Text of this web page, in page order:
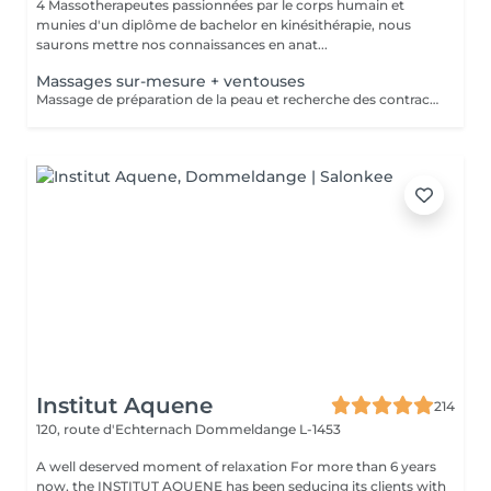
4 Massotherapeutes passionnées par le corps humain et
munies d'un diplôme de bachelor en kinésithérapie, nous
saurons mettre nos connaissances en anat...
Massages sur-mesure + ventouses
Massage de préparation de la peau et recherche des contractures suivis pas la pose des ventouses. Le vide est créé à l'aide d'une flamme, aucune sensation de chaud n'est ressentie durant le procédé et la technique est peu douloureuse. Le but de la cupping therapy est de soulager les tensions musculaires tout en promouvant la circulation sanguine et lymphatique.
Institut Aquene
214
120, route d'Echternach Dommeldange L-1453
A well deserved moment of relaxation For more than 6 years
now, the INSTITUT AQUENE has been seducing its clients with